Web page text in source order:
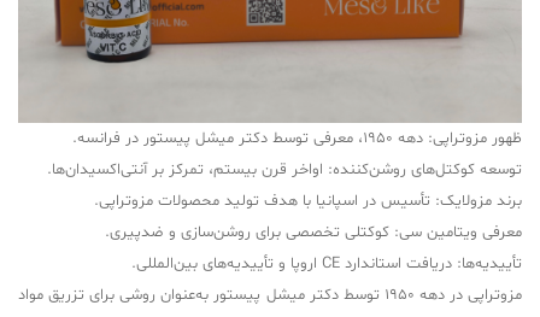
ظهور مزوتراپی: دهه 1950، معرفی توسط دکتر میشل پیستور در فرانسه.
توسعه کوکتل‌های روشن‌کننده: اواخر قرن بیستم، تمرکز بر آنتی‌اکسیدان‌ها.
برند مزولایک: تأسیس در اسپانیا با هدف تولید محصولات مزوتراپی.
معرفی ویتامین سی: کوکتلی تخصصی برای روشن‌سازی و ضدپیری.
تأییدیه‌ها: دریافت استاندارد CE اروپا و تأییدیه‌های بین‌المللی.
مزوتراپی در دهه 1950 توسط دکتر میشل پیستور به‌عنوان روشی برای تزریق مواد